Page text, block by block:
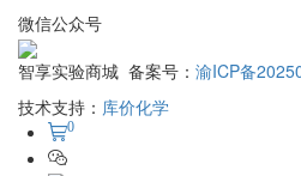
微信公众号
智享实验商城 备案号： 渝ICP备
技术支持： 库价化学
0